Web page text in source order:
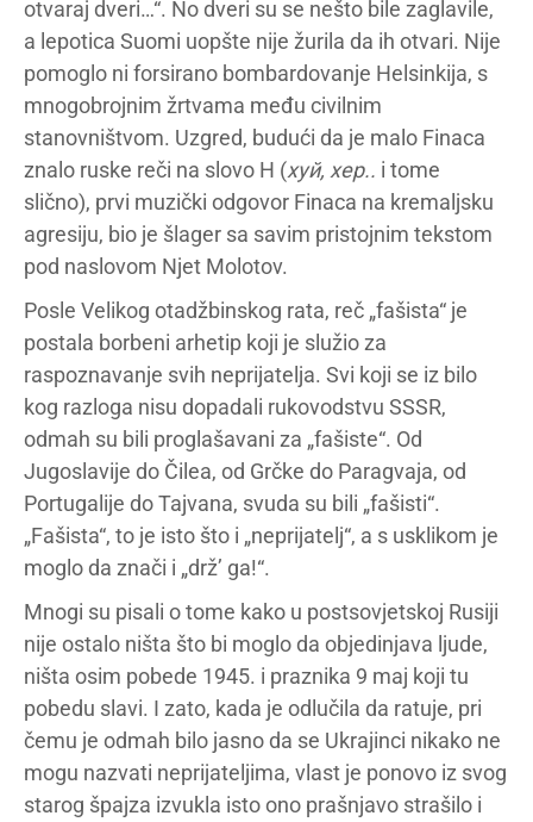
otvaraj dveri…“. No dveri su se nešto bile zaglavile,
a lepotica Suomi uopšte nije žurila da ih otvari. Nije
pomoglo ni forsirano bombardovanje Helsinkija, s
mnogobrojnim žrtvama među civilnim
stanovništvom. Uzgred, budući da je malo Finaca
znalo ruske reči na slovo H (хуй, хер.. i tome
slično), prvi muzički odgovor Finaca na kremaljsku
agresiju, bio je šlager sa savim pristojnim tekstom
pod naslovom Njet Molotov.
Posle Velikog otadžbinskog rata, reč „fašista“ je
postala borbeni arhetip koji je služio za
raspoznavanje svih neprijatelja. Svi koji se iz bilo
kog razloga nisu dopadali rukovodstvu SSSR,
odmah su bili proglašavani za „fašiste“. Od
Jugoslavije do Čilea, od Grčke do Paragvaja, od
Portugalije do Tajvana, svuda su bili „fašisti“.
„Fašista“, to je isto što i „neprijatelj“, a s usklikom je
moglo da znači i „drž’ ga!“.
Mnogi su pisali o tome kako u postsovjetskoj Rusiji
nije ostalo ništa što bi moglo da objedinjava ljude,
ništa osim pobede 1945. i praznika 9 maj koji tu
pobedu slavi. I zato, kada je odlučila da ratuje, pri
čemu je odmah bilo jasno da se Ukrajinci nikako ne
mogu nazvati neprijateljima, vlast je ponovo iz svog
starog špajza izvukla isto ono prašnjavo strašilo i